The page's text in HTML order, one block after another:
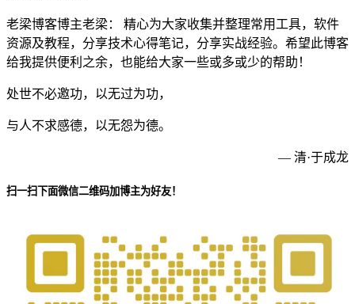
老梁博客博主老梁： 精心为大家收集并整理常用工具，软件
资源及教程，分享技术心得笔记，分享实战经验。希望此博客
给我提供便利之余，也能给大家一些或多或少的帮助！
处世不必邀功，以无过为功，
与人不求感德，以无怨为德。
— 清·于成龙
扫一扫下面微信二维码加博主为好友！